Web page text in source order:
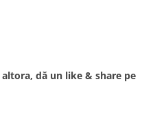
dă un like & share pe